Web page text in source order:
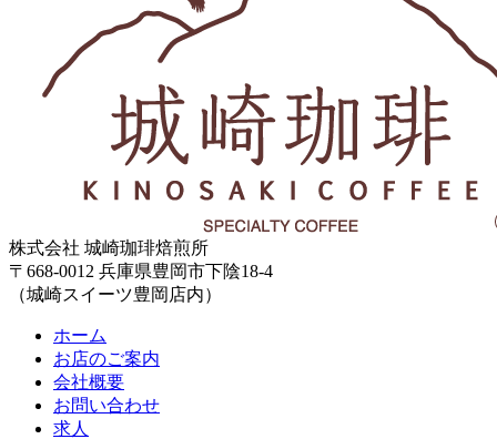
株式会社 城崎珈琲焙煎所
〒668-0012 兵庫県豊岡市下陰18-4
（城崎スイーツ豊岡店内）
ホーム
お店のご案内
会社概要
お問い合わせ
求人